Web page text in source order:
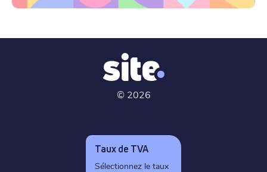
© 2026
Taux de TVA
Sélectionnez le taux